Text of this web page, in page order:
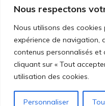
Nous respectons
Nous utilisons des
expérience de navigation,
contenus personnalisés et
cliquant sur « Tout
utilisation des cookies.
Personnaliser
2026 © CHAIRE DE